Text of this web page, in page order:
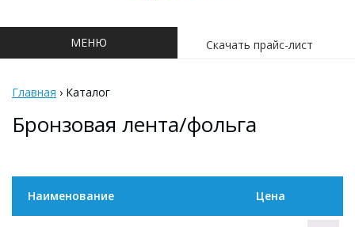
МЕНЮ Скачать прайс-лист
Главная › Каталог
Бронзовая лента/фольга
Наименование Цена